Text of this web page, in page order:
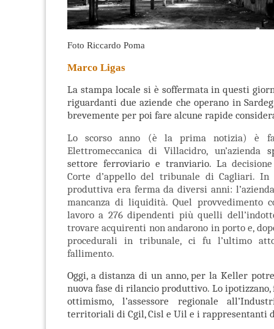
Foto Riccardo Poma
Marco Ligas
La stampa locale si è soffermata in questi
riguardanti due aziende che operano in
brevemente per poi fare alcune rapide
Lo scorso anno (è la prima notizia) è
Elettromeccanica di Villacidro,un’azienda
settore ferroviario e tranviario. La
Corte d’appello del tribunale di Cagliari. In
produttiva era ferma da diversi anni:
mancanza di liquidità. Quel provvedimento
lavoro a 276 dipendenti più quelli
trovare acquirenti non andarono in porto e,
procedurali in tribunale, ci fu l’ultimo
fallimento.
Oggi, a distanza di un anno, per la Keller
nuova fase di rilancio produttivo. Lo ipotizzano,
ottimismo, l’assessore regionale
territoriali di Cgil, Cisl e Uil e i rappresentanti